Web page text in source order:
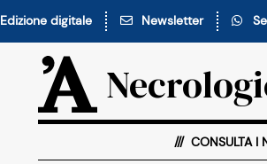
Edizione digitale Newsletter
CONSULTA I